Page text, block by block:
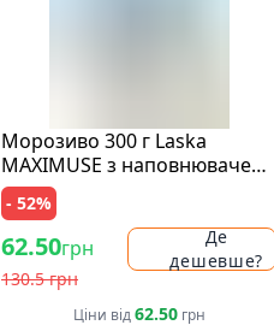
Морозиво 300 г Laska
MAXIMUSE з наповнювачем
"лимон і медова карамель"
та з крихтами печива карт/
ст
- 52%
62.50грн
130.5 грн
Де
дешевше?
Ціни від62.50грн